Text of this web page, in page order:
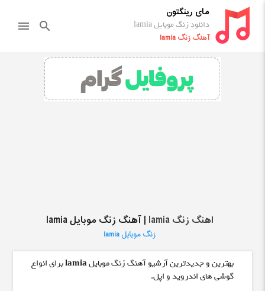
مای رینگتون
دانلود زنگ موبایل lamia
آهنگ زنگ lamia
search
menu
اهنگ زنگ lamia | آهنگ زنگ موبایل lamia
زنگ موبایل lamia
بهترین و جدیدترین آرشیو آهنگ زنگ موبایلlamiaبرای انواع
گوشی های اندروید و اپل.